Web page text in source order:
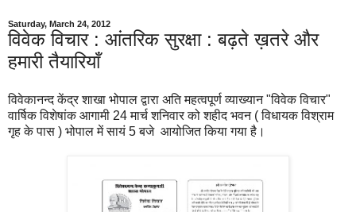
Saturday, March 24, 2012
विवेक विचार : आंतरिक सुरक्षा : बढ़ते ख़तरे और
हमारी तैयारियाँ
विवेकानन्द केंद्र शाखा भोपाल द्वारा अति महत्वपूर्ण व्याख्यान "विवेक विचार"
वार्षिक विशेषांक आगामी 24 मार्च शनिवार को शहीद भवन ( विधायक विश्राम
गृह के पास ) भोपाल में सायं 5 बजे आयोजित किया गया है।